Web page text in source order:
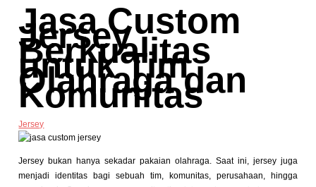
Jasa Custom
Jersey
Berkualitas
untuk Tim
Olahraga dan
Komunitas
Jersey
Jersey bukan hanya sekadar pakaian olahraga. Saat ini, jersey juga
menjadi identitas bagi sebuah tim, komunitas, perusahaan, hingga